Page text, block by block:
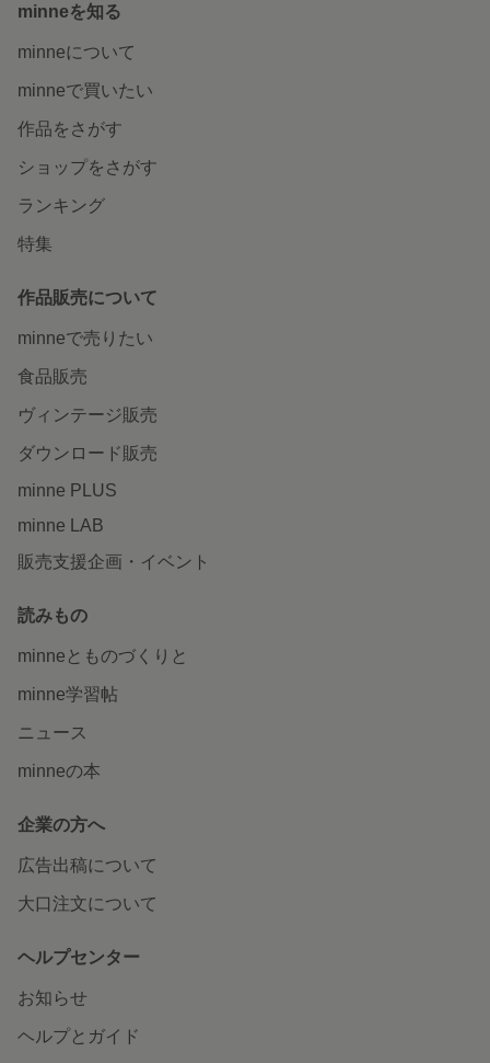
minneを知る
minneについて
minneで買いたい
作品をさがす
ショップをさがす
ランキング
特集
作品販売について
minneで売りたい
食品販売
ヴィンテージ販売
ダウンロード販売
minne PLUS
minne LAB
販売支援企画・イベント
読みもの
minneとものづくりと
minne学習帖
ニュース
minneの本
企業の方へ
広告出稿について
大口注文について
ヘルプセンター
お知らせ
ヘルプとガイド